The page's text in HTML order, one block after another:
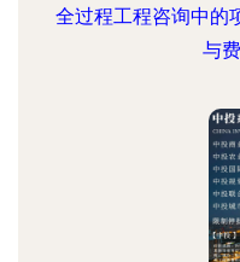
全过程工程咨询中的
与